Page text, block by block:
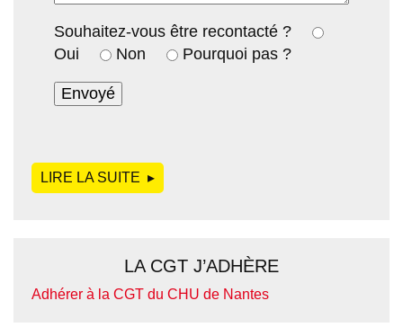
Souhaitez-vous être recontacté ?
Oui
Non Pourquoi pas ?
LIRE LA SUITE DE
LA CGT J’ADHÈRE
Adhérer à la CGT du CHU de Nantes